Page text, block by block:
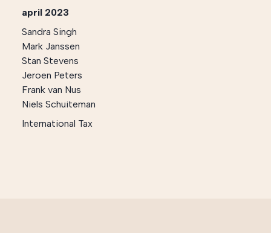
april 2023
Sandra Singh
Mark Janssen
Stan Stevens
Jeroen Peters
Frank van Nus
Niels Schuiteman
International Tax